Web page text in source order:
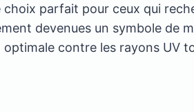
parfait pour ceux qui
devenues un symbole de
contre les rayons UV